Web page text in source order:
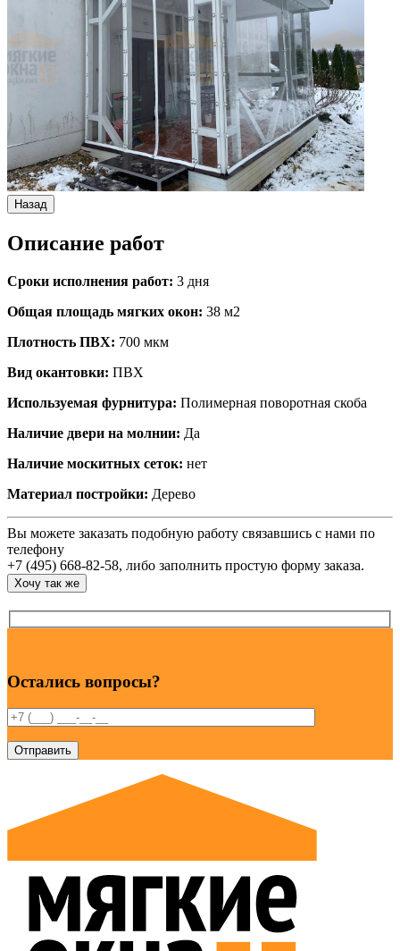
Назад
Описание работ
Сроки исполнения работ: 3 дня
Общая площадь мягких окон: 38 м2
Плотность ПВХ: 700 мкм
Вид окантовки: ПВХ
Используемая фурнитура: Полимерная поворотная скоба
Наличие двери на молнии: Да
Наличие москитных сеток: нет
Материал постройки: Дерево
Вы можете заказать подобную работу связавшись с нами по
телефону
+7 (495) 668-82-58, либо заполнить простую форму заказа.
Хочу так же
Остались вопросы?